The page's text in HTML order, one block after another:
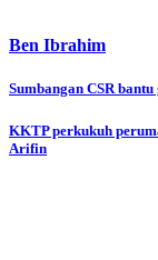
Ben Ibrahim
Post
navigation
Sumbangan CSR
KKTP perkukuh
Arifin